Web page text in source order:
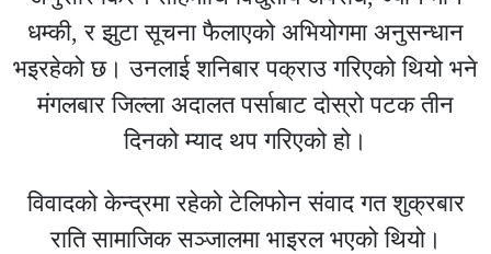
धम्की, र झुटा सूचना फैलाएको अभियोगमा अनुसन्धान
भइरहेको छ। उनलाई शनिबार पक्राउ गरिएको थियो भने
मंगलबार जिल्ला अदालत पर्साबाट दोस्रो पटक तीन
दिनको म्याद थप गरिएको हो।
विवादको केन्द्रमा रहेको टेलिफोन संवाद गत शुक्रबार
राति सामाजिक सञ्जालमा भाइरल भएको थियो।